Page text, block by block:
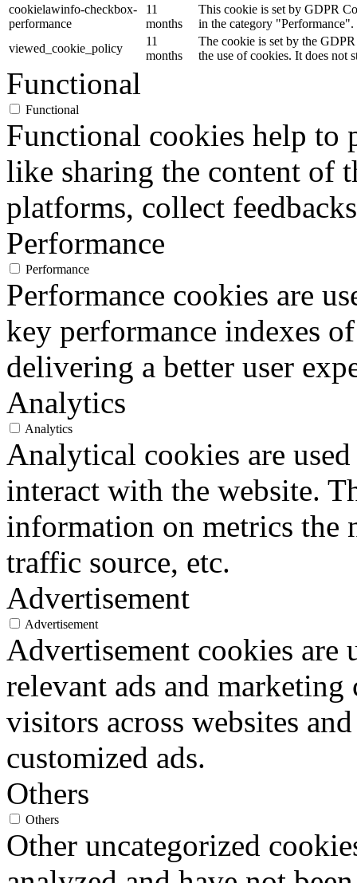
cookielawinfo-checkbox-
performance
11
months
This cookie is set by GDPR
in the category "Performance".
viewed_cookie_policy
11
months
The cookie is set by the
the use of cookies. It does not
Functional
Functional
Functional cookies help to
like sharing the content of
platforms, collect
Performance
Performance
Performance cookies are
key performance indexes
delivering a better user
Analytics
Analytics
Analytical cookies are
interact with the website.
information on metrics the
traffic source, etc.
Advertisement
Advertisement
Advertisement cookies
relevant ads and marketing
visitors across websites
customized ads.
Others
Others
Other uncategorized